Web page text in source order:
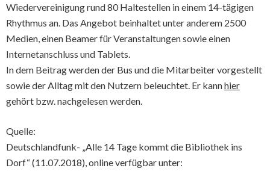
Wiedervereinigung rund 80 Haltestellen in einem 14-tägigen
Rhythmus an. Das Angebot beinhaltet unter anderem 2500
Medien, einen Beamer für Veranstaltungen sowie einen
Internetanschluss und Tablets.
In dem Beitrag werden der Bus und die Mitarbeiter vorgestellt
sowie der Alltag mit den Nutzern beleuchtet. Er kannhier
gehört bzw. nachgelesen werden.
Quelle:
Deutschlandfunk- „Alle 14 Tage kommt die Bibliothek ins
Dorf“ (11.07.2018), online verfügbar unter: